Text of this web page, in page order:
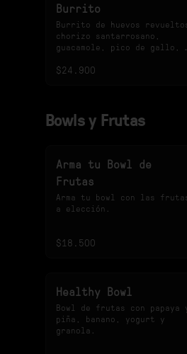
Burrito
Burrito de huevos
chorizo santarrosano,
guacamole, pico de gallo,
achiotado, lechuga, queso y
$24.900
Bowls y Frutas
Arma tu Bowl de
Frutas
Arma tu bowl con las
a elección.
$18.500
Healthy Bowl
Bowl de frutas con papaya
piña, banano, yogurt y
granola.